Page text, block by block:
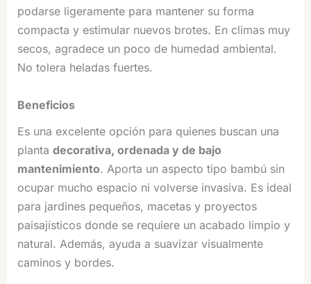
podarse ligeramente para mantener su forma
compacta y estimular nuevos brotes. En climas muy
secos, agradece un poco de humedad ambiental.
No tolera heladas fuertes.
Beneficios
Es una excelente opción para quienes buscan una
planta decorativa, ordenada y de bajo
mantenimiento. Aporta un aspecto tipo bambú sin
ocupar mucho espacio ni volverse invasiva. Es ideal
para jardines pequeños, macetas y proyectos
paisajísticos donde se requiere un acabado limpio y
natural. Además, ayuda a suavizar visualmente
caminos y bordes.